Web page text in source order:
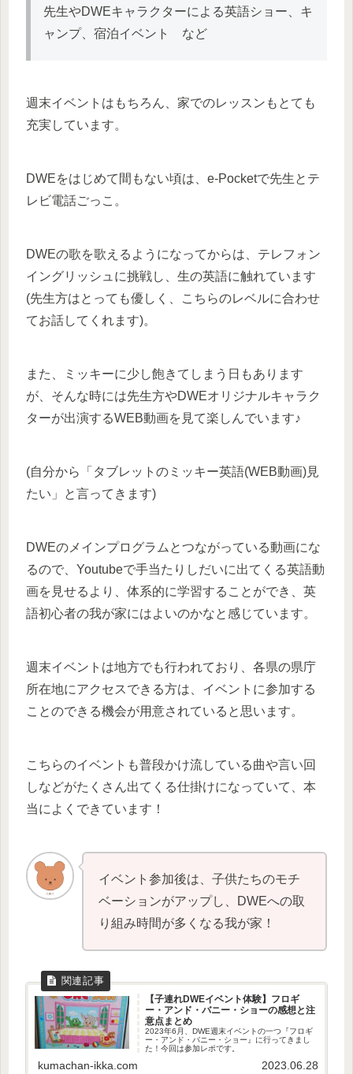
先生やDWEキャラクターによる英語ショー、キ
ャンプ、宿泊イベント など
週末イベントはもちろん、家でのレッスンもとても
充実しています。
DWEをはじめて間もない頃は、e-Pocketで先生とテ
レビ電話ごっこ。
DWEの歌を歌えるようになってからは、テレフォン
イングリッシュに挑戦し、生の英語に触れています
(先生方はとっても優しく、こちらのレベルに合わせ
てお話してくれます)。
また、ミッキーに少し飽きてしまう日もあります
が、そんな時には先生方やDWEオリジナルキャラク
ターが出演するWEB動画を見て楽しんでいます♪
(自分から「タブレットのミッキー英語(WEB動画)見
たい」と言ってきます)
DWEのメインプログラムとつながっている動画にな
るので、Youtubeで手当たりしだいに出てくる英語動
画を見せるより、体系的に学習することができ、英
語初心者の我が家にはよいのかなと感じています。
週末イベントは地方でも行われており、各県の県庁
所在地にアクセスできる方は、イベントに参加する
ことのできる機会が用意されていると思います。
こちらのイベントも普段かけ流している曲や言い回
しなどがたくさん出てくる仕掛けになっていて、本
当によくできています！
イベント参加後は、子供たちのモチ
ベーションがアップし、DWEへの取
り組み時間が多くなる我が家！
【子連れDWEイベント体験】フロギ
ー・アンド・バニー・ショーの感想と注
意点まとめ
2023年6月、DWE週末イベントの一つ『フロギ
ー・アンド・バニー・ショー』に行ってきまし
た！今回は参加レポです。
kumachan-ikka.com 2023.06.28